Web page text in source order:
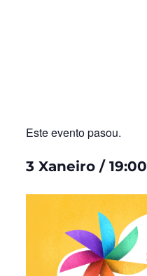
Este evento pasou.
3 Xaneiro / 19:00